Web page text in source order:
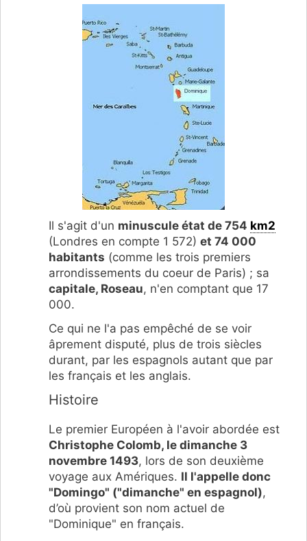
Il s'agit d'un minuscule état de 754 km2
(Londres en compte 1 572) et 74 000
habitants (comme les trois premiers
arrondissements du coeur de Paris) ; sa
capitale, Roseau, n'en comptant que 17
000.
Ce qui ne l'a pas empêché de se voir
âprement disputé, plus de trois siècles
durant, par les espagnols autant que par
les français et les anglais.
Histoire
Le premier Européen à l'avoir abordée est
Christophe Colomb, le dimanche 3
novembre 1493, lors de son deuxième
voyage aux Amériques. Il l'appelle donc
"Domingo" ("dimanche" en espagnol),
d’où provient son nom actuel de
"Dominique" en français.